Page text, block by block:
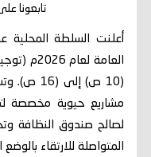
تابعونا
أعلنت السلطة المحلية
العامة
(10 ص)
مشاريع حيوية مخصصة
لصالح صندوق النظافة
المتواصلة للارتقاء